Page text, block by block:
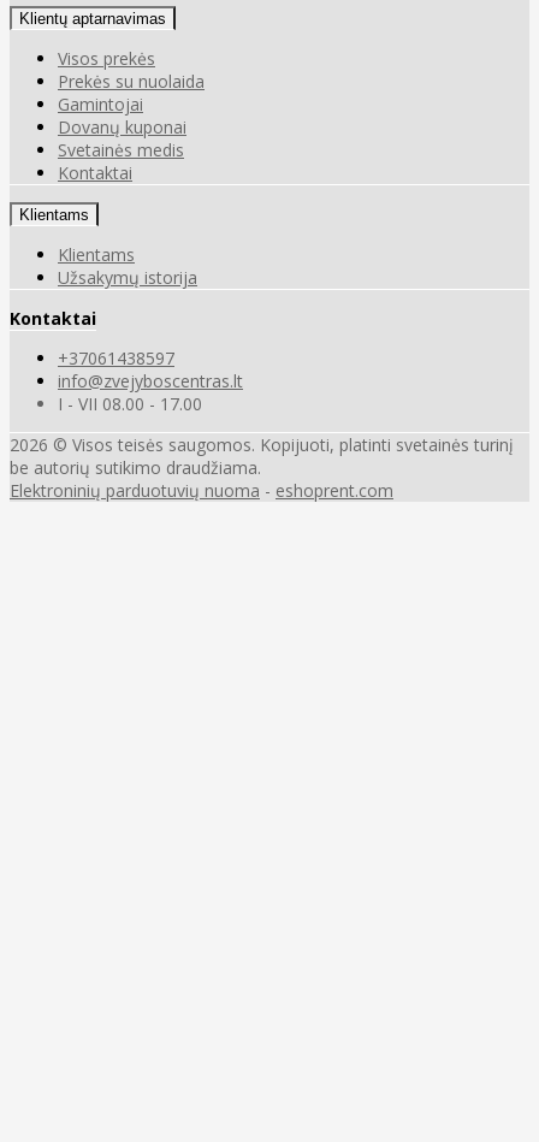
Klientų aptarnavimas
Visos prekės
Prekės su nuolaida
Gamintojai
Dovanų kuponai
Svetainės medis
Kontaktai
Klientams
Klientams
Užsakymų istorija
Kontaktai
+37061438597
info@zvejyboscentras.lt
I - VII 08.00 - 17.00
2026 © Visos teisės saugomos. Kopijuoti, platinti svetainės turinį
be autorių sutikimo draudžiama.
Elektroninių parduotuvių nuoma - eshoprent.com